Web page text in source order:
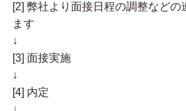
[2] 弊社より面接日程の調整などの
ます
↓
[3] 面接実施
↓
[4] 内定